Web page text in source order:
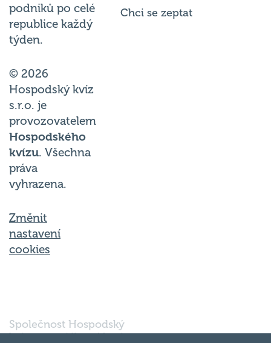
podniků po celé
republice každý
týden.
© 2026
Hospodský kvíz
s.r.o. je
provozovatelem
Hospodského
kvízu. Všechna
práva
vyhrazena.
Změnit
nastavení
cookies
Chci se zeptat
Společnost Hospodský
kvíz s.r.o., sídlem Nové